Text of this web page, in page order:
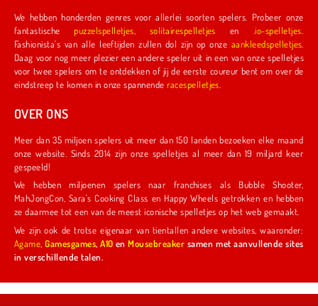
We hebben honderden genres voor allerlei soorten spelers. Probeer onze
fantastischepuzzelspelletjes solitairespelletjes en .io-spelletjes
Fashionista's van alle leeftijden zullen dol zijn op onze aankleedspelletjes
Daag voor nog meer plezier een andere speler uit in een van onze spelletjes
voor twee spelers om te ontdekken of jij de eerste coureur bent om over de
eindstreep te komen in onze spannenderacespelletjes
OVER ONS
Meer dan 35 miljoen spelers uit meer dan 150 landen bezoeken elke maand
onze website. Sinds 2014 zijn onze spelletjes al meer dan 19 miljard keer
gespeeld!
We hebben miljoenen spelers naar franchises als Bubble Shooter,
MahJongCon, Sara's Cooking Class en Happy Wheels getrokken en hebben
ze daarmee tot een van de meest iconische spelletjes op het web gemaakt.
We zijn ook de trotse eigenaar van tientallen andere websites, waaronder:
Agame ,Gamesgames,A10 enMousebreaker samen met aanvullende sites
in verschillende talen.